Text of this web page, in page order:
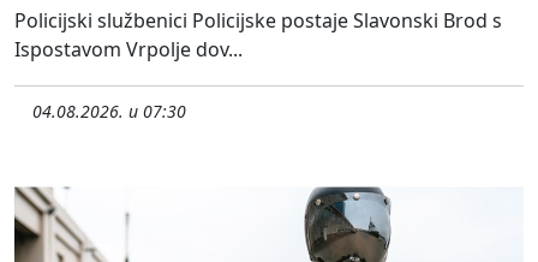
Policijski službenici Policijske postaje Slavonski Brod s
Ispostavom Vrpolje dov...
04.08.2026. u 07:30